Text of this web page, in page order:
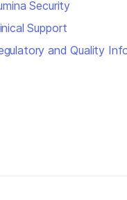
Security
Support
and Quality